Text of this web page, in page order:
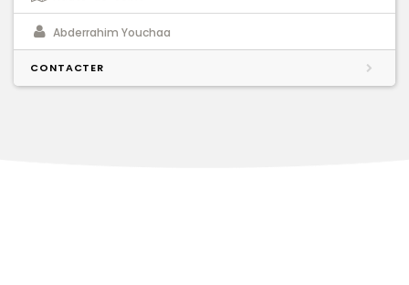
Abderrahim Youchaa
CONTACTER